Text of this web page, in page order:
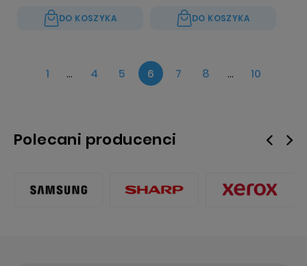
DO KOSZYKA DO KOSZYKA
1 ... 4 5 6 7 8 ... 10
Polecani producenci